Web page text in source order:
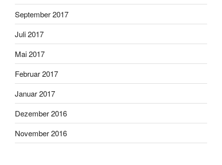
September 2017
Juli 2017
Mai 2017
Februar 2017
Januar 2017
Dezember 2016
November 2016